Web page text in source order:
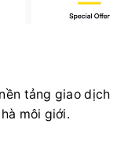
tảng giao dịch
môi giới.